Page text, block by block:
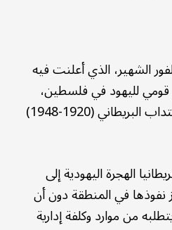
وعد بلفور الشهير، الذي أعلنت فيه
قومي لليهود في فلسطين،
لتخضع فلسطين لاحقا للانتداب البريطاني (1920-1948)
الهجرة اليهودية إلى
في المنطقة دون أن
من موارد وكلفة إدارية